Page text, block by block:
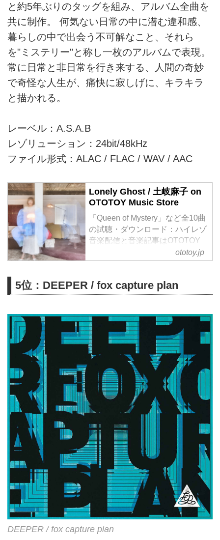
と約5年ぶりのタッグを組み、アルバム全曲を
共に制作。 何気ない日常の中に潜む違和感、
暮らしの中で出会う不可解なこと、それら
を"ミステリー"と称し一枚のアルバムで表現。
常に日常と非日常を行き来する、人間の奇妙
で奇怪な人生が、痛快に寂しげに、キラキラ
と描かれる。
レーベル：A.S.A.B
レゾリューション：24bit/48kHz
ファイル形式：ALAC / FLAC / WAV / AAC
Lonely Ghost / 土岐麻子 on
OTOTOY Music Store
「Queen of Mystery」など全10曲
の試聴・ダウンロード：ハイレゾ
音楽配信と音楽記事はOTOTOY
で！ 土岐麻子がソロデビュー20
周年を迎えた節目に、約3年ぶり
売!
今年ソローデビュー20周年を迎
ツアー、様々なアーティストとの
コラボレーションなど、精力的に
活動を続けるシンガーの土岐麻子
が、約3年ぶりとなるオリジナル
アルバム「Lonely Ghost」を発
売。サウンドプロデューサーのト
オミヨウと約5年ぶりのタッグを
ototoy.jp
5位：DEEPER / fox capture plan
DEEPER / fox capture plan